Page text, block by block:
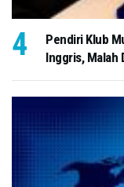
Pendiri Klub
Inggris, Malah